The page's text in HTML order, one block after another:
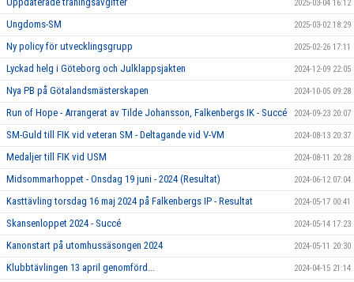
2025-03-04 16:12
Ungdoms-SM 2025-03-02 18:29
Ny policy för utvecklingsgrupp 2025-02-26 17:11
Lyckad helg i Göteborg och Julklappsjakten 2024-12-09 22:05
Nya PB på Götalandsmästerskapen 2024-10-05 09:28
Run of Hope - Arrangerat av Tilde Johansson, Falkenbergs IK - Succé 2024-09-23 20:07
SM-Guld till FIK vid veteran SM - Deltagande vid V-VM 2024-08-13 20:37
Medaljer till FIK vid USM 2024-08-11 20:28
Midsommarhoppet - Onsdag 19 juni - 2024 (Resultat) 2024-06-12 07:04
Kasttävling torsdag 16 maj 2024 på Falkenbergs IP - Resultat 2024-05-17 00:41
Skansenloppet 2024 - Succé 2024-05-14 17:23
Kanonstart på utomhussäsongen 2024 2024-05-11 20:30
Klubbtävlingen 13 april genomförd... 2024-04-15 21:14